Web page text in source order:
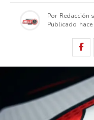
Por Redacción
Publicado